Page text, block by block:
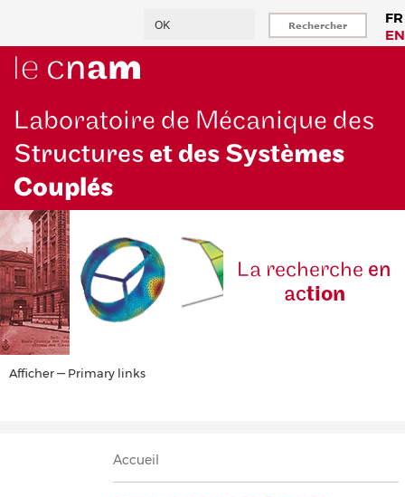
principal
FR
EN
Laboratoire de Mécanique des
Structures et des Systèmes
Couplés
La recherche en
action
Primary
Afficher — Primary links
Fil
d'Ariane
Accueil